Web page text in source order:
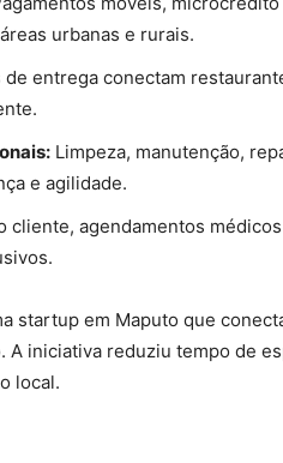
urbanas e rurais.
entrega conectam
Limpeza, manutenção,
e agilidade.
cliente, agendamentos
startup em Maputo que
iniciativa reduziu tempo de
local.